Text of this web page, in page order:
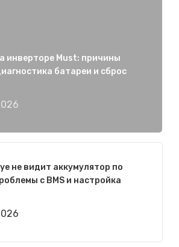
инверторе Must: причины
батареи и сброс
не видит аккумулятор по
с BMS и настройка